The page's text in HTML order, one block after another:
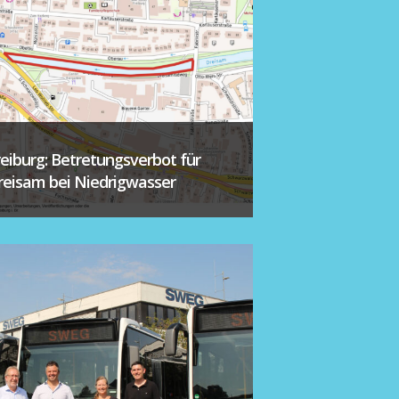
Betretungsverbot für
bei Niedrigwasser